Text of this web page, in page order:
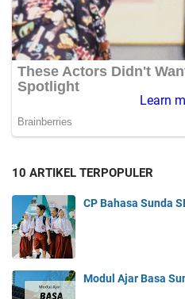
10 ARTIKEL TERPOPULER
CP Bahasa Sunda
Modul Ajar Basa